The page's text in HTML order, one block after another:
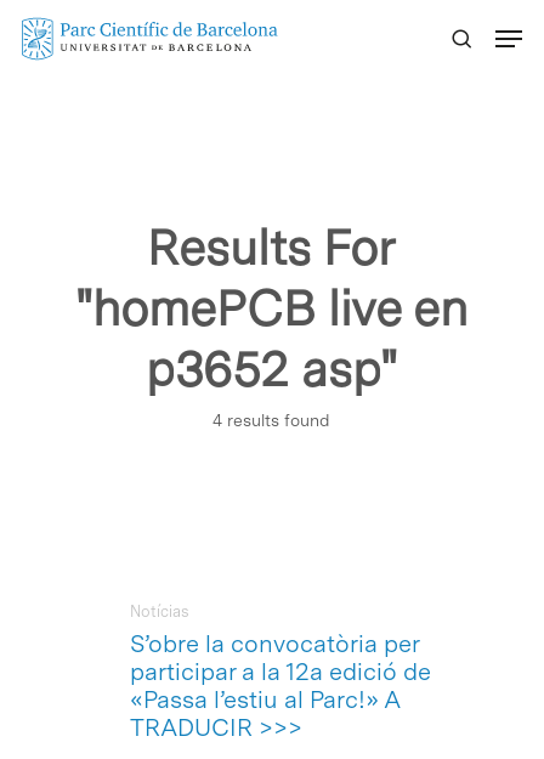
Skip
Results For
"homePCB live en
p3652 asp"
4 results found
S’obre la convocatòria per
participar a la 12a edició de
«Passa l’estiu al Parc!» A
TRADUCIR >>>
Notícias